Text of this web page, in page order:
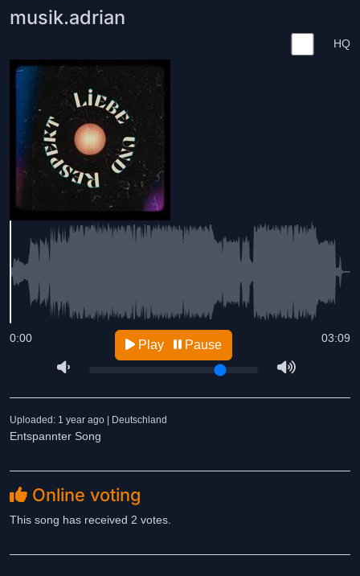
musik.adrian
HQ
03:09
0:00 Play Pause
Uploaded: 1 year ago | Deutschland
Entspannter Song
Online voting
This song has received 2 votes.